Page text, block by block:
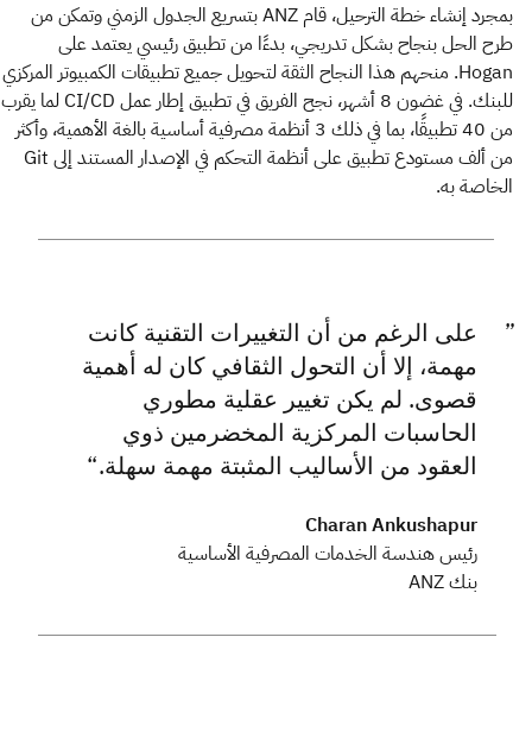
بمجرد إنشاء خطة الترحيل، قام ANZ بتسريع الجدول الزمني وتمكن من
طرح الحل بنجاح بشكل تدريجي، بدءًا من تطبيق رئيسي يعتمد على
Hogan. منحهم هذا النجاح الثقة لتحويل جميع تطبيقات الكمبيوتر المركزي
للبنك. في غضون 8 أشهر، نجح الفريق في تطبيق إطار عمل CI/CD لما يقرب
من 40 تطبيقًا، بما في ذلك 3 أنظمة مصرفية أساسية بالغة الأهمية، وأكثر
من ألف مستودع تطبيق على أنظمة التحكم في الإصدار المستند إلى Git
الخاصة به.
على الرغم من أن التغييرات التقنية كانت
مهمة، إلا أن التحول الثقافي كان له أهمية
قصوى. لم يكن تغيير عقلية مطوري
الحاسبات المركزية المخضرمين ذوي
العقود من الأساليب المثبتة مهمة سهلة.
Charan Ankushapur
رئيس هندسة الخدمات المصرفية الأساسية
بنك ANZ